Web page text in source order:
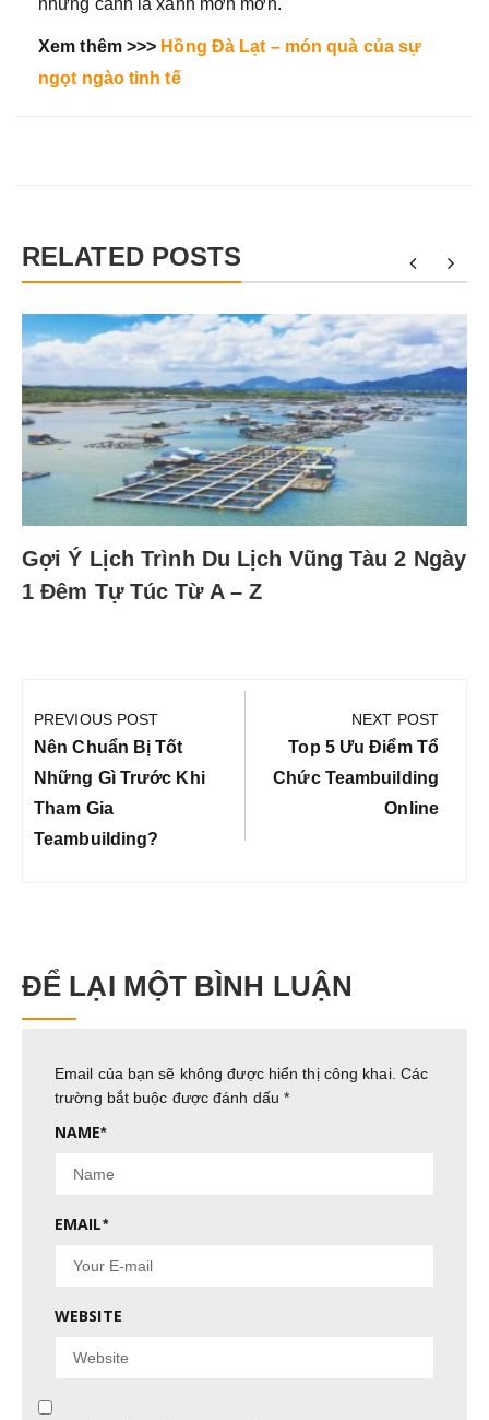
những cành lá xanh mơn mởn.
Xem thêm >>> Hồng Đà Lạt – món quà của sự
ngọt ngào tinh tế
RELATED POSTS
Gợi Ý Lịch Trình Du Lịch Vũng Tàu 2 Ngày
1 Đêm Tự Túc Từ A – Z
hướng
bài
viết
PREVIOUS POST
Previous
Post:
Nên Chuẩn Bị Tốt
Những Gì Trước Khi
Tham Gia
Teambuilding?
NEXT POST
Next
Post:
Top 5 Ưu Điểm Tổ
Chức Teambuilding
Online
ĐỂ LẠI MỘT BÌNH LUẬN
Email của bạn sẽ không được hiển thị công khai. Các
trường bắt buộc được đánh dấu*
NAME*
EMAIL*
WEBSITE